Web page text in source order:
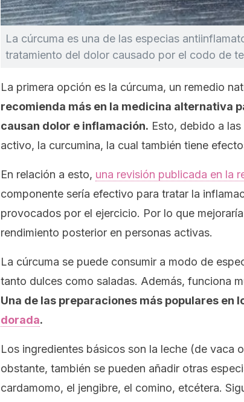
La cúrcuma es una de las especias
tratamiento del dolor causado por el codo de
La primera opción es la cúrcuma, un remedio
recomienda más en la medicina alternativa
causan dolor e inflamación. Esto, debido a
activo, la curcumina, la cual también tiene
En relación a esto, una revisión publicada en la
componente sería efectivo para tratar la
provocados por el ejercicio. Por lo que
rendimiento posterior en personas activas.
La cúrcuma se puede consumir a modo de
tanto dulces como saladas. Además, funciona
Una de las preparaciones más populares en
dorada.
Los ingredientes básicos son la leche (de vaca
obstante, también se pueden añadir otras
cardamomo, el jengibre, el comino, etcétera.